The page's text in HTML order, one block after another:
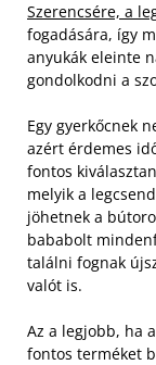
Szerencsére, a
fogadására, így
anyukák eleinte
gondolkodni a
Egy gyerkőcnek
azért érdemes
fontos
melyik a
jöhetnek a
bababolt
találni fognak
valót is.
Az a legjobb, ha
fontos terméket